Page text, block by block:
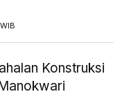
Konstruksi